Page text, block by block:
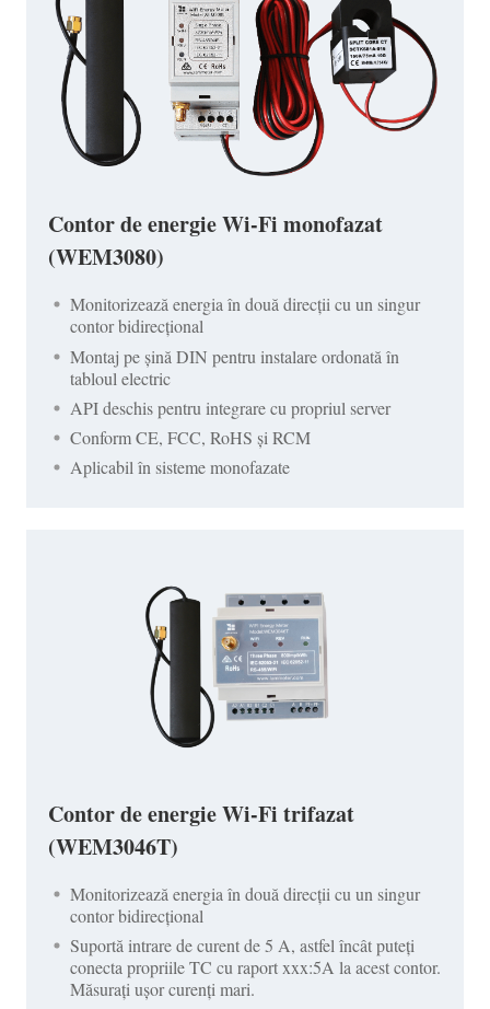
Contor de energie Wi-Fi monofazat
(WEM3080)
Monitorizează energia în două direcții cu un singur
contor bidirecțional
Montaj pe șină DIN pentru instalare ordonată în
tabloul electric
API deschis pentru integrare cu propriul server
Conform CE, FCC, RoHS și RCM
Aplicabil în sisteme monofazate
Contor de energie Wi-Fi trifazat
(WEM3046T)
Monitorizează energia în două direcții cu un singur
contor bidirecțional
Suportă intrare de curent de 5 A, astfel încât puteți
conecta propriile TC cu raport xxx:5A la acest contor.
Măsurați ușor curenți mari.